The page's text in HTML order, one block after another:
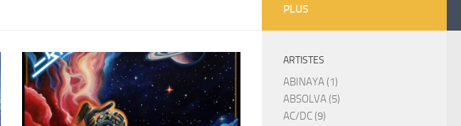
PLUS
ARTISTES
ABINAYA (1)
ABSOLVA (5)
AC/DC (9)